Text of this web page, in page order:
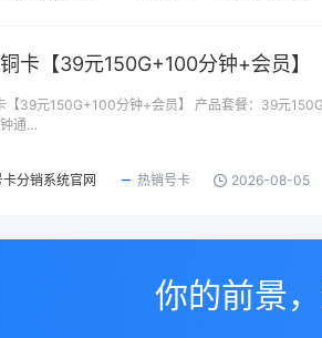
卡【39元150G+100分钟+会员】
【39元150G+100分钟+会员】 产品套餐：39元
通…
分销系统官网 热销号卡 2026-08-05
你的前景